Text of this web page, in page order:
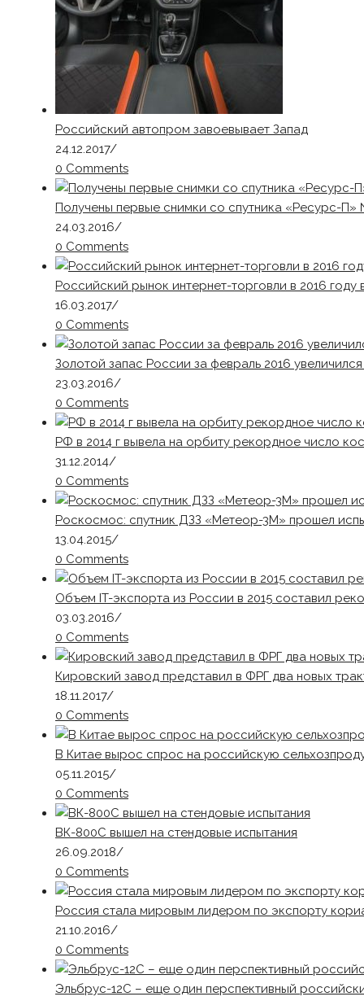
Российский автопром завоевывает Запад
24.12.2017/
0 Comments
Получены первые снимки со спутника «Ресурс-П»
24.03.2016/
0 Comments
Российский рынок интернет-торговли в 2016 году
16.03.2017/
0 Comments
Золотой запас России за февраль 2016
23.03.2016/
0 Comments
РФ в 2014 г вывела на орбиту рекордное число
31.12.2014/
0 Comments
Роскосмос: спутник ДЗЗ «Метеор-3М» прошел
13.04.2015/
0 Comments
Объем IT-экспорта из России в 2015 составил
03.03.2016/
0 Comments
Кировский завод представил в ФРГ два новых
18.11.2017/
0 Comments
В Китае вырос спрос на российскую
05.11.2015/
0 Comments
ВК-800С вышел на стендовые испытания
26.09.2018/
0 Comments
Россия стала мировым лидером по экспорту
21.10.2016/
0 Comments
Эльбрус-12С – еще один перспективный